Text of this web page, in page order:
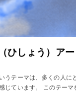
ひしょう）ア
うテーマは、多くの人に
じています。 このテーマ